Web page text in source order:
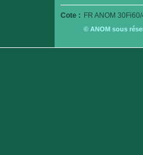
Cote : FR ANOM
© ANOM sous